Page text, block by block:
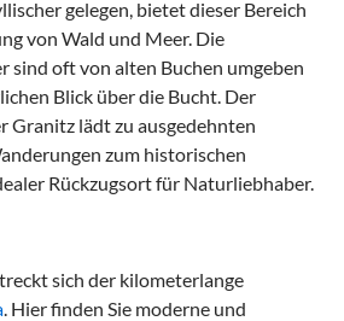
gelegen, bietet dieser Bereich
von Wald und Meer. Die
sind oft von alten Buchen umgeben
Blick über die Bucht. Der
Granitz lädt zu ausgedehnten
zum historischen
Rückzugsort für Naturliebhaber.
sich der kilometerlange
. Hier finden Sie moderne und